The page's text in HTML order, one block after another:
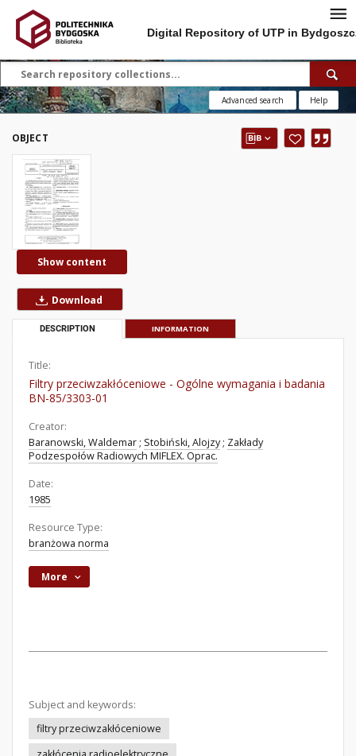
Digital Repository of UTP in
Advanced search Help
OBJECT
Show content
Download
DESCRIPTION INFORMATION
Title:
Filtry przeciwzakłóceniowe - Ogólne wymagania i badania
BN-85/3303-01
Creator:
Baranowski, Waldemar ; Stobiński, Alojzy ; Zakłady
Podzespołów Radiowych MIFLEX. Oprac.
Date:
1985
Resource Type:
branżowa norma
More
Subject and keywords:
filtry przeciwzakłóceniowe